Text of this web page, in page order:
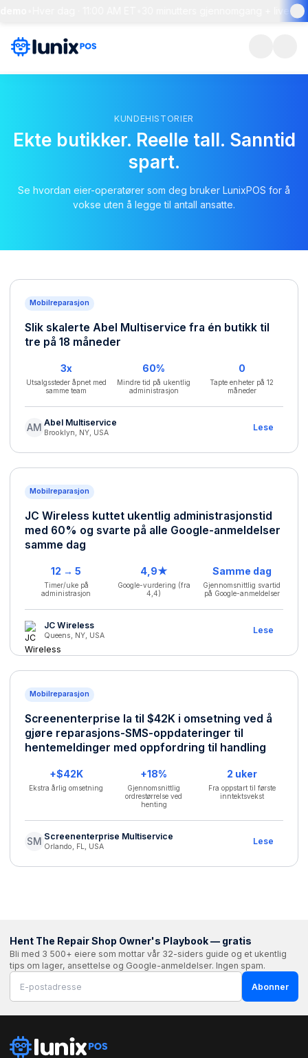
30 minutters gjennomgang + live
KUNDEHISTORIER
Ekte butikker. Reelle tall. Sanntid
spart.
Se hvordan eier-operatører som deg bruker LunixPOS for å
vokse uten å legge til antall ansatte.
Mobilreparasjon
Slik skalerte Abel Multiservice fra én butikk til
tre på 18 måneder
3x
Utsalgssteder åpnet med
samme team
60%
Mindre tid på ukentlig
administrasjon
0
Tapte enheter på 12
måneder
AM Abel Multiservice
Brooklyn, NY, USA
Lese
Mobilreparasjon
JC Wireless kuttet ukentlig administrasjonstid
med 60% og svarte på alle Google-anmeldelser
samme dag
12 → 5
Timer/uke på
administrasjon
4,9★
Google-vurdering (fra
4,4)
Samme dag
Gjennomsnittlig svartid
på Google-anmeldelser
JC Wireless
Queens, NY, USA
Lese
Mobilreparasjon
Screenenterprise la til $42K i omsetning ved å
gjøre reparasjons-SMS-oppdateringer til
hentemeldinger med oppfordring til handling
+$42K
Ekstra årlig omsetning
+18%
Gjennomsnittlig
ordrestørrelse ved
henting
2 uker
Fra oppstart til første
inntektsvekst
SM Screenenterprise Multiservice
Orlando, FL, USA
Lese
Hent The Repair Shop Owner's Playbook — gratis
Bli med 3 500+ eiere som mottar vår 32-siders guide og et ukentlig
tips om lager, ansettelse og Google-anmeldelser. Ingen spam.
Abonner